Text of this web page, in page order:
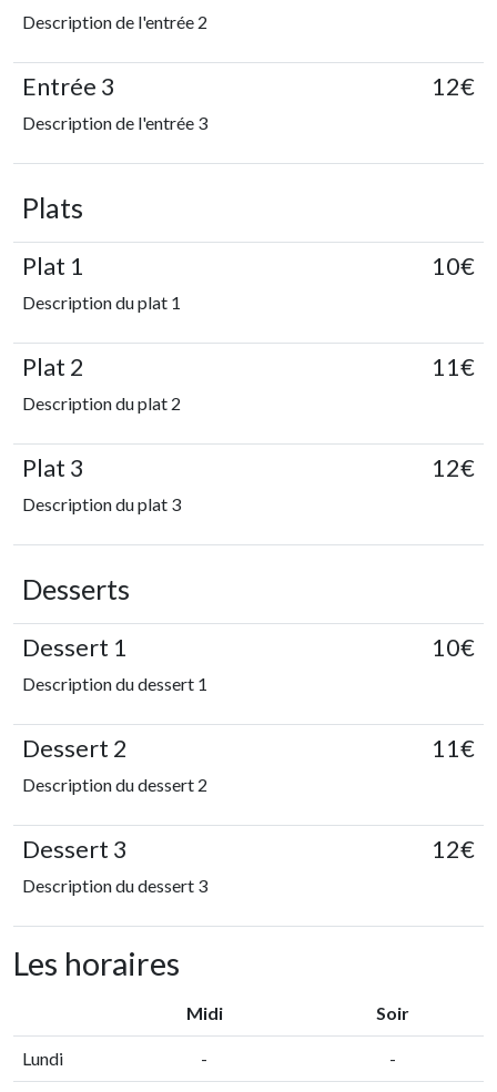
Description de l'entrée 2
Entrée 3
Description de l'entrée 3
12€
Plats
Plat 1
Description du plat 1
10€
Plat 2
Description du plat 2
11€
Plat 3
Description du plat 3
12€
Desserts
Dessert 1
Description du dessert 1
10€
Dessert 2
Description du dessert 2
11€
Dessert 3
Description du dessert 3
12€
Les horaires
Midi Soir
Lundi - -